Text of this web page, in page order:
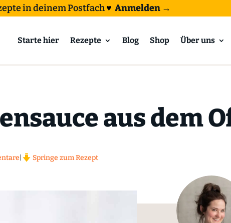
in deinem Postfach♥ Anmelden →
Starte hier Rezepte Blog Shop Über uns
aus dem
Springe zum Rezept